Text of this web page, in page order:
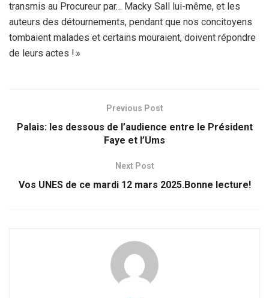
transmis au Procureur par… Macky Sall lui-même, et les
auteurs des détournements, pendant que nos concitoyens
tombaient malades et certains mouraient, doivent répondre
de leurs actes ! »
Previous Post
Palais: les dessous de l’audience entre le Président
Faye et l’Ums
Next Post
Vos UNES de ce mardi 12 mars 2025.Bonne lecture!